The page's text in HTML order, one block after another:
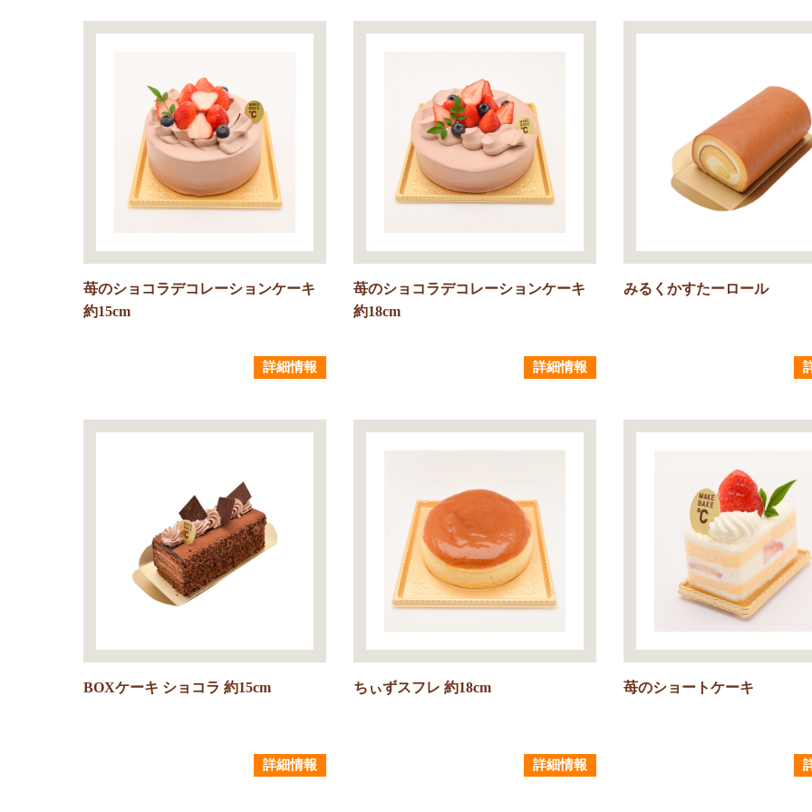
苺のショコラデコレーションケーキ
約15cm
詳細情報
苺のショコラデコレーションケーキ
約18cm
詳細情報
みるくかすたーロール
BOXケーキ ショコラ 約15cm
詳細情報
ちぃずスフレ 約18cm
詳細情報
苺のショートケーキ